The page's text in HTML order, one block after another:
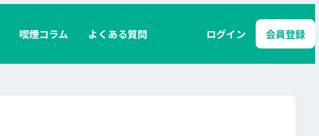
喫煙コラム よくある質問 ログイン 会員登録